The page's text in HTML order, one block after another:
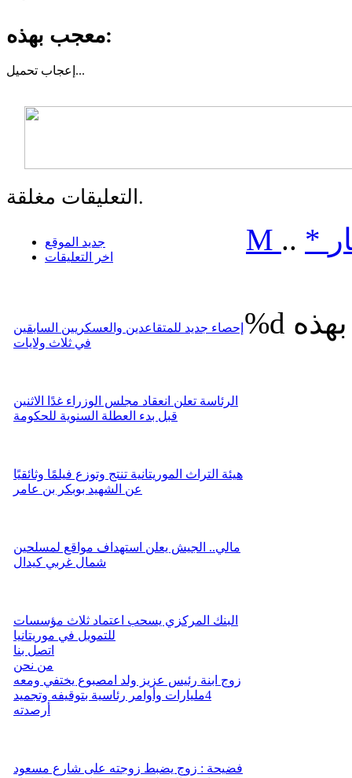
معجب بهذه:
إعجاب تحميل...
التعليقات مغلقة.
جديد الموقع
اخر التعليقات
إحصاء جديد للمتقاعدين والعسكريين السابقين
في ثلاث ولايات
الرئاسة تعلن انعقاد مجلس الوزراء غدًا الاثنين
قبل بدء العطلة السنوية للحكومة
هيئة التراث الموريتانية تنتج وتوزع فيلمًا وثائقيًا
عن الشهيد بوبكر بن عامر
مالي.. الجيش يعلن استهداف مواقع لمسلحين
شمال غربي كيدال
البنك المركزي يسحب اعتماد ثلاث مؤسسات
للتمويل في موريتانيا
اتصل بنا
من نحن
زوج ابنة رئيس عزيز ولد امصبوع يختفي ومعه
4مليارات وأوامر رئاسية بتوقيفه وتجميد
أرصدته
فضيحة : زوج يضبط زوجته على شارع مسعود
M .. *
%d